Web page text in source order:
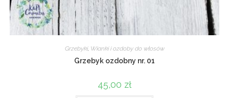
Grzebyki, Wianki i ozdoby do włosów
Grzebyk ozdobny nr. 01
45,00 zł